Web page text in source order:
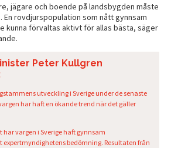
jägare och boende på landsbygden måste
En rovdjurspopulation som nått gynnsam
kunna förvaltas aktivt för allas bästa, säger
Peter Kullgren
utveckling i Sverige under de senaste
har haft en ökande trend när det gäller
har vargen i Sverige haft gynnsam
expertmyndighetens bedömning. Resultaten från